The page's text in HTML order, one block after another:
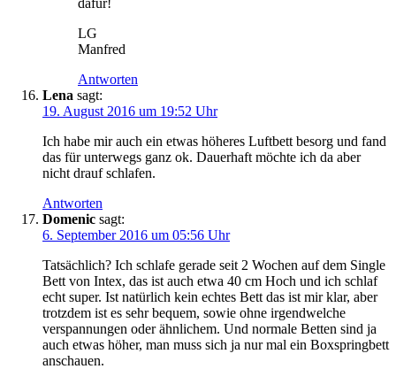
LG
Manfred
Antworten
Lena sagt:
19. August 2016 um 19:52 Uhr
Ich habe mir auch ein etwas höheres Luftbett besorg und fand
das für unterwegs ganz ok. Dauerhaft möchte ich da aber
nicht drauf schlafen.
Antworten
Domenic sagt:
6. September 2016 um 05:56 Uhr
Tatsächlich? Ich schlafe gerade seit 2 Wochen auf dem Single
Bett von Intex, das ist auch etwa 40 cm Hoch und ich schlaf
echt super. Ist natürlich kein echtes Bett das ist mir klar, aber
trotzdem ist es sehr bequem, sowie ohne irgendwelche
verspannungen oder ähnlichem. Und normale Betten sind ja
auch etwas höher, man muss sich ja nur mal ein Boxspringbett
anschauen.